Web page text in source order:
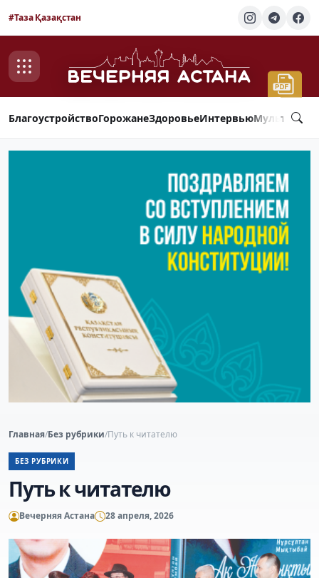
#Таза Қазақстан
БлагоустройствоГорожанеЗдоровьеИнтервью
Главная/Без рубрики/Путь к читателю
БЕЗ РУБРИКИ
Путь к читателю
Вечерняя Астана 28 апреля, 2026